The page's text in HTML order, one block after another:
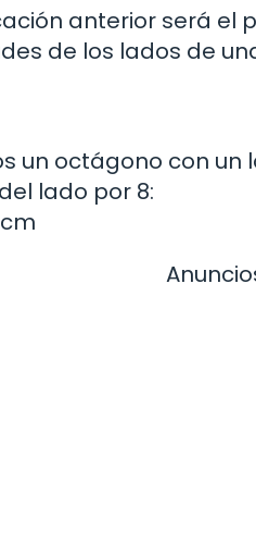
anterior será
de los lados de
un octágono con
lado por 8: